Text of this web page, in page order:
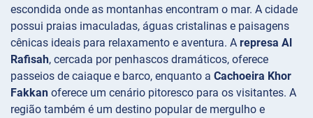
escondida onde as montanhas encontram o mar. A cidade
possui praias imaculadas, águas cristalinas e paisagens
cênicas ideais para relaxamento e aventura. A represa Al
Rafisah, cercada por penhascos dramáticos, oferece
passeios de caiaque e barco, enquanto a Cachoeira Khor
Fakkan oferece um cenário pitoresco para os visitantes. A
região também é um destino popular de mergulho e